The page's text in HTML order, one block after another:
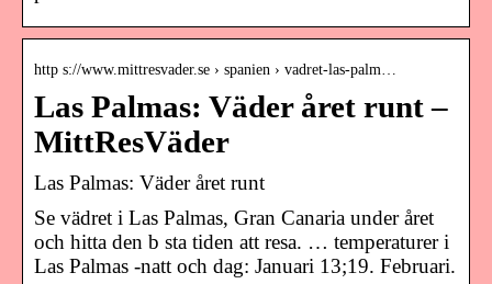
http s://www.mittresvader.se › spanien › vadret-las-palm…
Las Palmas: Väder året runt –
MittResVäder
Las Palmas: Väder året runt
Se vädret i Las Palmas, Gran Canaria under året
och hitta den b sta tiden att resa. … temperaturer i
Las Palmas -natt och dag: Januari 13;19. Februari.